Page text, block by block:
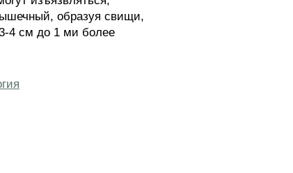
образуя свищи,
4 см до 1 ми более